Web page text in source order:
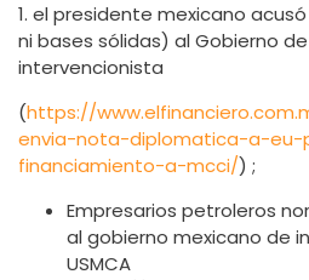
1. el presidente mexicano
ni bases sólidas) al Gobierno de
intervencionista
(https://
envia-nota-diplomatica-a-eu-
financiamiento-a-mcci/) ;
Empresarios petroleros
al gobierno mexicano de
USMCA